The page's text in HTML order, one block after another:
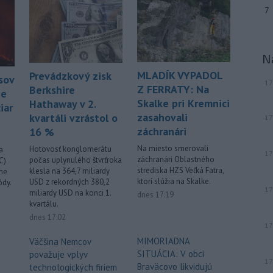
uviedli v sobotu tamojšie orgány.
TASR o tom informuje podľa správy
agentúry Reuters.
Viac >
Prevádzkový zisk
Berkshire
Hathaway v 2.
kvartáli vzrástol o
16 %
Hotovosť konglomerátu
počas uplynulého štvrťroka
klesla na 364,7 miliardy
USD z rekordných 380,2
miliardy USD na konci 1.
kvartálu.
dnes 17:02
Väčšina Nemcov
považuje vplyv
technologických firiem
MLADÍK VYPADOL
Z FERRATY: Na
Skalke pri Kremnici
zasahovali
záchranári
Na miesto smerovali
záchranári Oblastného
strediska HZS Veľká Fatra,
ktorí slúžia na Skalke.
dnes 17:19
MIMORIADNA
SITUÁCIA: V obci
Braväcovo likvidujú
7